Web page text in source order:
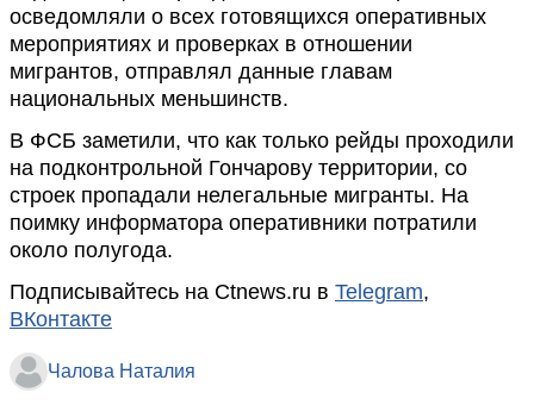
осведомляли о всех готовящихся оперативных
мероприятиях и проверках в отношении
мигрантов, отправлял данные главам
национальных меньшинств.
В ФСБ заметили, что как только рейды проходили
на подконтрольной Гончарову территории, со
строек пропадали нелегальные мигранты. На
поимку информатора оперативники потратили
около полугода.
Подписывайтесь на Ctnews.ru в Telegram,
ВКонтакте
Чалова Наталия